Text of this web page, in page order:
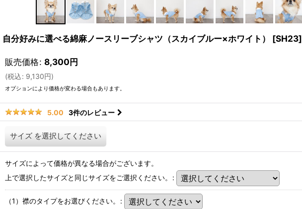
自分好みに選べる綿麻ノースリーブシャツ（スカイブルー×ホワイト） [SH23]
販売価格: 8,300円
(税込: 9,130円)
オプションにより価格が変わる場合もあります。
5.00 3件のレビュー
サイズ を選択してください
サイズによって価格が異なる場合がございます。
上で選択したサイズと同じサイズをご選択ください。
:
（1）襟のタイプをお選びください。 :